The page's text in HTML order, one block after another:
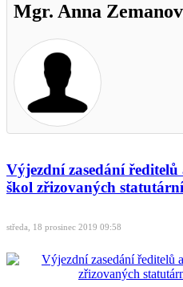
Mgr. Anna
Výjezdní zasedání
škol zřizovaných
středa, 18 prosinec 2019 09:58